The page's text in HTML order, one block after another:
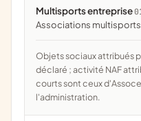
Multisports entreprise
associations
Objets sociaux attribués par l'administration d'après l'objet
déclaré ; activité NAF
courts sont ceux
l'administration.